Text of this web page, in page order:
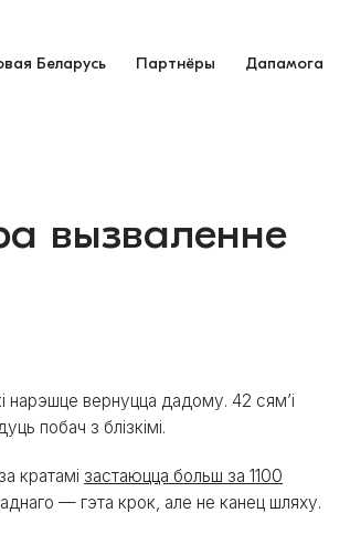
Беларусь Партнёры Дапамога
вызваленне
нарэшце вернуцца дадому. 42 сям’і
побач з блізкімі.
кратамі застаюцца больш за 1100
— гэта крок, але не канец шляху.